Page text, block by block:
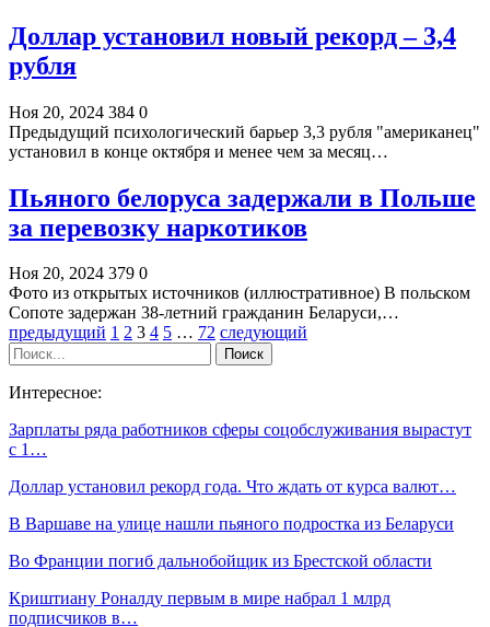
Доллар установил новый рекорд – 3,4
рубля
Ноя 20, 2024 384 0
Предыдущий психологический барьер 3,3 рубля "американец"
установил в конце октября и менее чем за месяц…
Пьяного белоруса задержали в Польше
за перевозку наркотиков
Ноя 20, 2024 379 0
Фото из открытых источников (иллюстративное) В польском
Сопоте задержан 38-летний гражданин Беларуси,…
предыдущий 1 2 3 4 5 … 72 следующий
Интересное:
Зарплаты ряда работников сферы соцобслуживания вырастут
с 1…
Доллар установил рекорд года. Что ждать от курса валют…
В Варшаве на улице нашли пьяного подростка из Беларуси
Во Франции погиб дальнобойщик из Брестской области
Криштиану Роналду первым в мире набрал 1 млрд
подписчиков в…